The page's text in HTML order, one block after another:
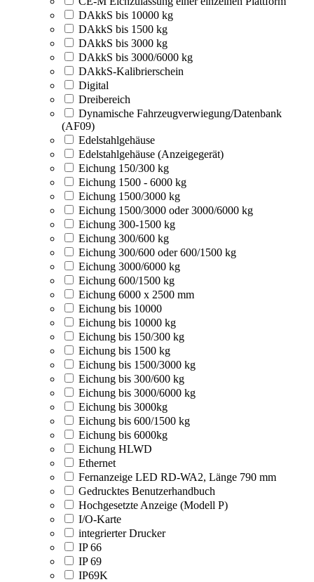
DAkkS bis 10000 kg
DAkkS bis 1500 kg
DAkkS bis 3000 kg
DAkkS bis 3000/6000 kg
DAkkS-Kalibrierschein
Digital
Dreibereich
Dynamische Fahrzeugverwiegung/Datenbank
(AF09)
Edelstahlgehäuse
Edelstahlgehäuse (Anzeigegerät)
Eichung 150/300 kg
Eichung 1500 - 6000 kg
Eichung 1500/3000 kg
Eichung 1500/3000 oder 3000/6000 kg
Eichung 300-1500 kg
Eichung 300/600 kg
Eichung 300/600 oder 600/1500 kg
Eichung 3000/6000 kg
Eichung 600/1500 kg
Eichung 6000 x 2500 mm
Eichung bis 10000
Eichung bis 10000 kg
Eichung bis 150/300 kg
Eichung bis 1500 kg
Eichung bis 1500/3000 kg
Eichung bis 300/600 kg
Eichung bis 3000/6000 kg
Eichung bis 3000kg
Eichung bis 600/1500 kg
Eichung bis 6000kg
Eichung HLWD
Ethernet
Fernanzeige LED RD-WA2, Länge 790 mm
Gedrucktes Benutzerhandbuch
Hochgesetzte Anzeige (Modell P)
I/O-Karte
integrierter Drucker
IP 66
IP 69
IP69K